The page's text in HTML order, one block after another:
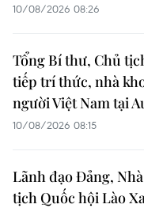
10/08/2026 08:26
Tổng Bí thư, Chủ
tiếp trí thức, nhà
người Việt Nam tại
10/08/2026 08:15
Lãnh đạo Đảng,
tịch Quốc hội Lào